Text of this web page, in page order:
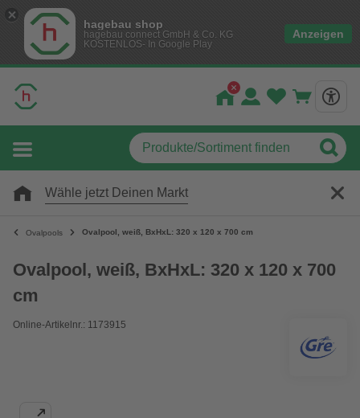
hagebau shop
hagebau connect GmbH & Co. KG
KOSTENLOS- In Google Play
Anzeigen
Wähle jetzt Deinen Markt
Ovalpools Ovalpool, weiß, BxHxL: 320 x 120 x 700 cm
Ovalpool, weiß, BxHxL: 320 x 120 x 700
cm
Online-Artikelnr.: 1173915